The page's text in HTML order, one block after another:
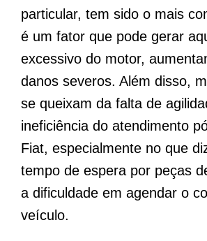
particular, tem sido o mais
é um fator que pode gerar
excessivo do motor,
danos severos. Além disso,
se queixam da falta de
ineficiência do atendimento
Fiat, especialmente no que
tempo de espera por peças
a dificuldade em agendar o
veículo.